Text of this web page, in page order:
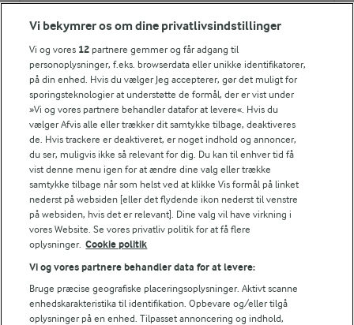
Kulhydrat:
41 g
Madbrød bagt over bål
Et flot fladbrød , der er nemt at bage på en bålpande. Det
passer godt som tilbehør til fx supper eller gryderetter.
LAKTOSEFRI MADLAVNING
Få tips til madlavning uden
laktose
Andre gode forslag
Vi bekymrer os om dine privatlivsindstillinger
Vi og vores 12 partnere gemmer og får adgang til
personoplysninger, f.eks. browserdata eller unikke identifikatorer,
på din enhed. Hvis du vælger Jeg accepterer, gør det muligt for
sporingsteknologier at understøtte de formål, der er vist under
»Vi og vores partnere behandler datafor at levere«. Hvis du
vælger Afvis alle eller trækker dit samtykke tilbage, deaktiveres
de. Hvis trackere er deaktiveret, er noget indhold og annoncer,
du ser, muligvis ikke så relevant for dig. Du kan til enhver tid få
vist denne menu igen for at ændre dine valg eller trække
samtykke tilbage når som helst ved at klikke Vis formål på linket
nederst på websiden [eller det flydende ikon nederst til venstre
på websiden, hvis det er relevant]. Dine valg vil have virkning i
vores Website. Se vores privatliv politik for at få flere
oplysninger. Cookie politik
Vi og vores partnere behandler data for at levere:
Bruge præcise geografiske placeringsoplysninger. Aktivt scanne
enhedskarakteristika til identifikation. Opbevare og/eller tilgå
oplysninger på en enhed. Tilpasset annoncering og indhold,